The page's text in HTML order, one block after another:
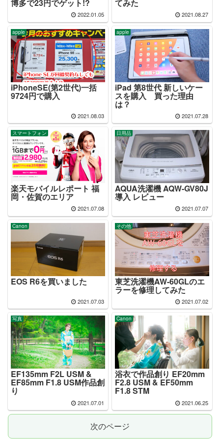
博多で23円でゲット!?
2022.01.05
てみた
2021.08.27
apple
iPhoneSE(第2世代)一括
9724円で購入
2021.08.03
apple
iPad 第8世代 新しいケー
スを購入 買った理由
は？
2021.07.28
スマートフォン
楽天モバイルレポート 福
岡・佐賀のエリア
2021.07.08
日用品
AQUA洗濯機 AQW-GV80J
導入 レビュー
2021.07.07
Canon
EOS R6を買いました
2021.07.03
その他
東芝洗濯機AW-60GLのエ
ラーを修理してみた
2021.07.02
写真
EF135mm F2L USM &
EF85mm F1.8 USM作品創
り
2021.07.01
Canon
浴衣で作品創り EF20mm
F2.8 USM & EF50mm
F1.8 STM
2021.06.25
次のページ